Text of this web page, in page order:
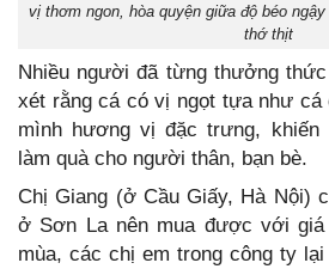
vị thơm ngon, hòa quyện giữa độ béo
thớ thịt
Nhiều người đã từng thưởng
xét rằng cá có vị ngọt tựa như cá
mình hương vị đặc trưng, khiến
làm quà cho người thân, bạn bè.
Chị Giang (ở Cầu Giấy, Hà Nội)
ở Sơn La nên mua được với
mùa, các chị em trong công ty